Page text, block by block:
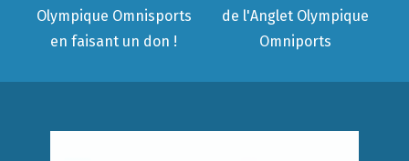
Olympique Omnisports
en faisant un don !
de l'Anglet Olympique
Omniports